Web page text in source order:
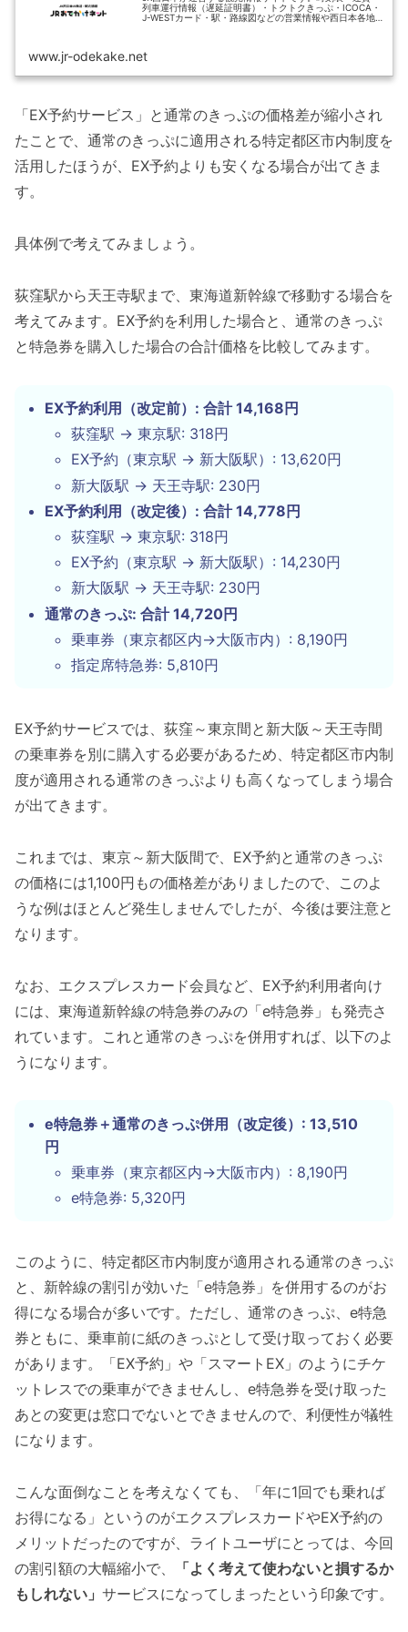
列車運行情報（遅延証明書）・トクトクきっぷ・ICOCA・
J-WESTカード・駅・路線図などの営業情報や西日本各地
www.jr-odekake.net
「EX予約サービス」と通常のきっぷの価格差が縮小され
たことで、通常のきっぷに適用される特定都区市内制度を
活用したほうが、EX予約よりも安くなる場合が出てきま
す。
具体例で考えてみましょう。
荻窪駅から天王寺駅まで、東海道新幹線で移動する場合を
考えてみます。EX予約を利用した場合と、通常のきっぷ
と特急券を購入した場合の合計価格を比較してみます。
EX予約利用（改定前）: 合計 14,168円
荻窪駅 → 東京駅: 318円
EX予約（東京駅 → 新大阪駅）: 13,620円
新大阪駅 → 天王寺駅: 230円
EX予約利用（改定後）: 合計 14,778円
荻窪駅 → 東京駅: 318円
EX予約（東京駅 → 新大阪駅）: 14,230円
新大阪駅 → 天王寺駅: 230円
通常のきっぷ: 合計 14,720円
乗車券（東京都区内→大阪市内）: 8,190円
指定席特急券: 5,810円
EX予約サービスでは、荻窪～東京間と新大阪～天王寺間
の乗車券を別に購入する必要があるため、特定都区市内制
度が適用される通常のきっぷよりも高くなってしまう場合
が出てきます。
これまでは、東京～新大阪間で、EX予約と通常のきっぷ
の価格には1,100円もの価格差がありましたので、このよ
うな例はほとんど発生しませんでしたが、今後は要注意と
なります。
なお、エクスプレスカード会員など、EX予約利用者向け
には、東海道新幹線の特急券のみの「e特急券」も発売さ
れています。これと通常のきっぷを併用すれば、以下のよ
うになります。
e特急券＋通常のきっぷ併用（改定後）: 13,510
円
乗車券（東京都区内→大阪市内）: 8,190円
e特急券: 5,320円
このように、特定都区市内制度が適用される通常のきっぷ
と、新幹線の割引が効いた「e特急券」を併用するのがお
得になる場合が多いです。ただし、通常のきっぷ、e特急
券ともに、乗車前に紙のきっぷとして受け取っておく必要
があります。「EX予約」や「スマートEX」のようにチケ
ットレスでの乗車ができませんし、e特急券を受け取った
あとの変更は窓口でないとできませんので、利便性が犠牲
になります。
こんな面倒なことを考えなくても、「年に1回でも乗れば
お得になる」というのがエクスプレスカードやEX予約の
メリットだったのですが、ライトユーザにとっては、今回
の割引額の大幅縮小で、
「よく考えて使わないと損するか
もしれない」 サービスになってしまったという印象です。